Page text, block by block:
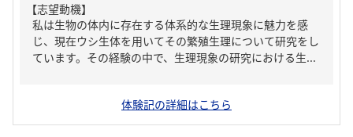
【志望動機】
私は生物の体内に存在する体系的な生理現象に魅力を感
じ、現在ウシ生体を用いてその繁殖生理について研究をし
ています。その経験の中で、生理現象の研究における生...
体験記の詳細はこちら